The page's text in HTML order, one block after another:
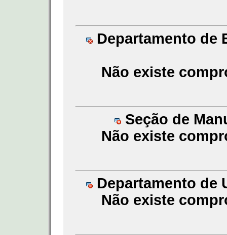
Departamento de
Não existe
Seção de
Não existe
Departamento de
Não existe